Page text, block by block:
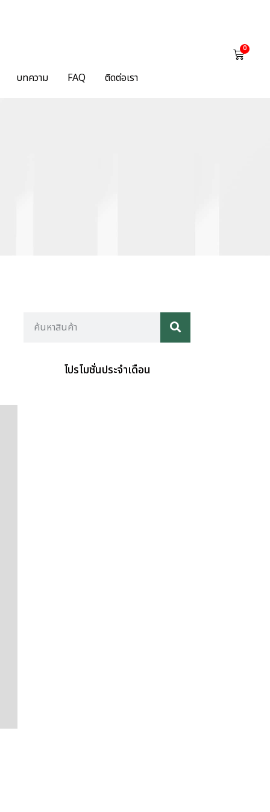
บทความ FAQ ติดต่อเรา
0
โปรโมชั่นประจำเดือน